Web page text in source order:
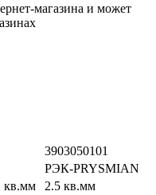
магазина и может
3903050101
РЭК-PRYSMIAN
кв.мм
2.5 кв.мм